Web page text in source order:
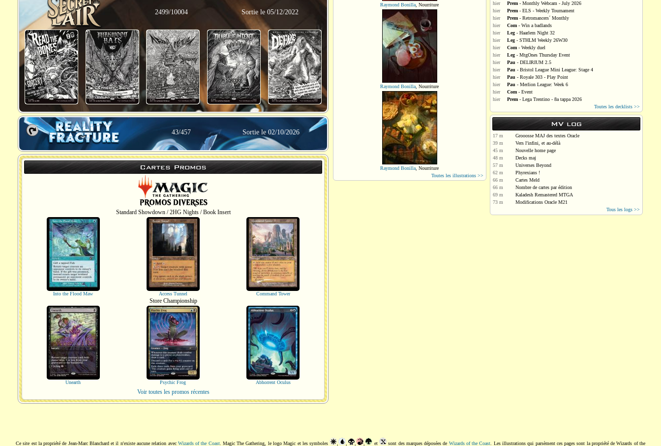
2499/10004 Sortie le 05/12/2022
43/457 Sortie le 02/10/2026
Cartes Promos
Standard Showdown / 2HG Nights / Book Insert
Into the Flood Maw Access Tunnel Command Tower
Store Championship
Unearth Psychic Frog Abhorrent Oculus
Voir toutes les promos récentes
Raymond Bonilla ,Nourriture
Raymond Bonilla ,Nourriture
Raymond Bonilla ,Nourriture
Toutes les illustrations >>
hier
Prem- Monthly Webcam - July 2026
hier
Prem- ELS - Weekly Tournament
hier
Prem- Retromancers´ Monthly
hier
Com- Win a badlands
hier
Leg- Haarlem Night 32
hier
Leg- STHLM Weekly 26W30
hier
Com- Weekly duel
hier
Leg- MtgOnes Thursday Event
hier
Pau - DELIRIUM 2.5
hier
Pau - Bristol League Mini League: Stage 4
hier
Pau - Royale 303 - Play Point
hier
Pau - Merlion League: Week 6
hier
Com- Event
hier
Prem- Lega Trentino - 8a tappa 2026
Toutes les decklists >>
MV log
17 m
Grooosse MAJ des textes Oracle
39 m
Vers l'infini, et au-délà
45 m
Nouvelle home page
48 m
Decks maj
57 m
Universes Beyond
62 m
Phyrexians !
66 m
Cartes Meld
66 m
Nombre de cartes par édition
69 m
Kaladesh Remastered MTGA
73 m
Modifications Oracle M21
Tous les logs >>
Ce site est la propriété de Jean-Marc Blanchard et il n'existe aucune relation avec Wizards of the Coast. Magic The Gathering, le logo Magic et les symboles , , , et sont des marques déposées de Wizards of the Coast . Les illustrations qui parsèment ces pages sont la propriété de Wizards of the